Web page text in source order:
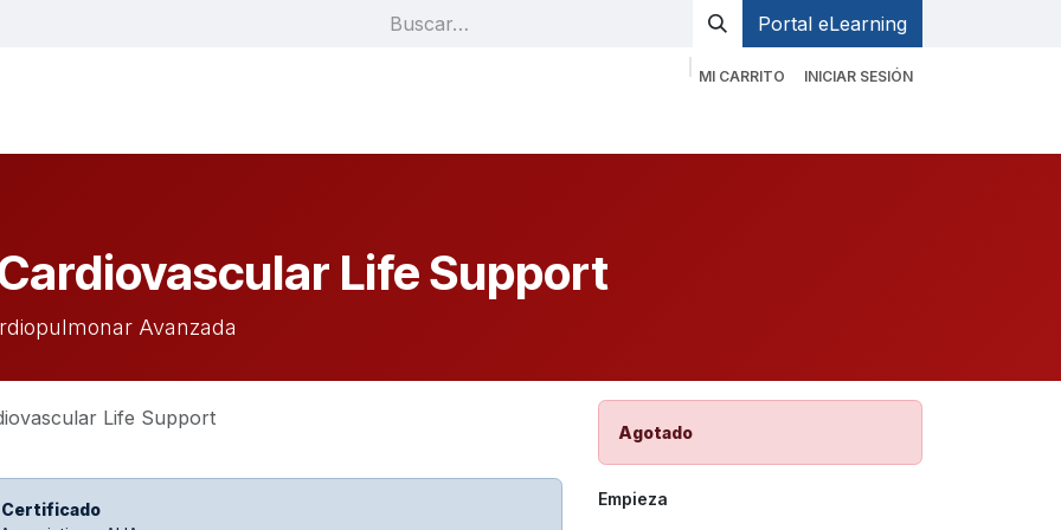
Portal eLearning
MI CARRITO INICIAR SESIÓN
Life Support
Avanzada
Life Support
Certificado
Agotado
Empieza